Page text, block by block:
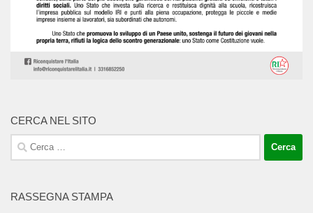
CERCA NEL SITO
Ricerca
per:
RASSEGNA STAMPA